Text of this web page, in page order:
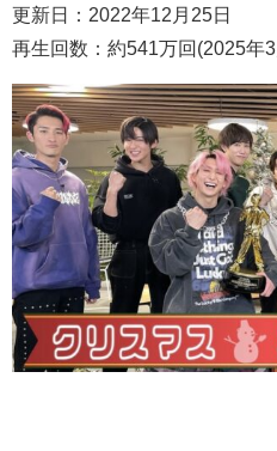
更新日：2022年12月25日
再生回数：約541万回(2025年